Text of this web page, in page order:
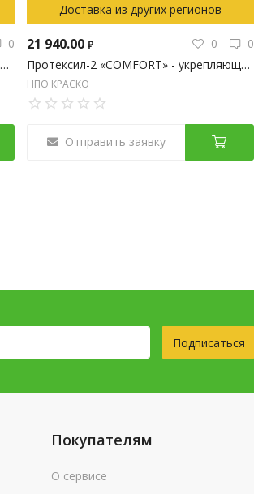
0
Эпохим-2 SPRINT — двухкомпонентная эпоксидная химстойкая грунт-эмаль «3 в 1» по металлу, 20кг
Доставка из других регионов
21 940.00 ₽ 0
0
Протексил-2 «COMFORT» - укрепляющая грунт-пропитка без резкого запаха для бетонных полов, 20кг
НПО КРАСКО
Отправить заявку
Подписаться
Покупателям
О сервисе